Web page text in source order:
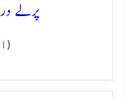
پرلے